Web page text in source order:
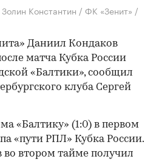
Константин / ФК «Зенит» /
Даниил Кондаков
матча Кубка России
«Балтики», сообщил
клуба Сергей
«Балтику» (1:0) в первом
«пути РПЛ» Кубка России.
во втором тайме получил